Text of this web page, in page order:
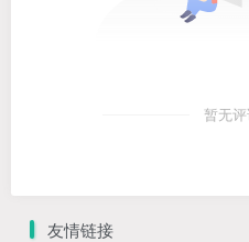
暂无
友情链接